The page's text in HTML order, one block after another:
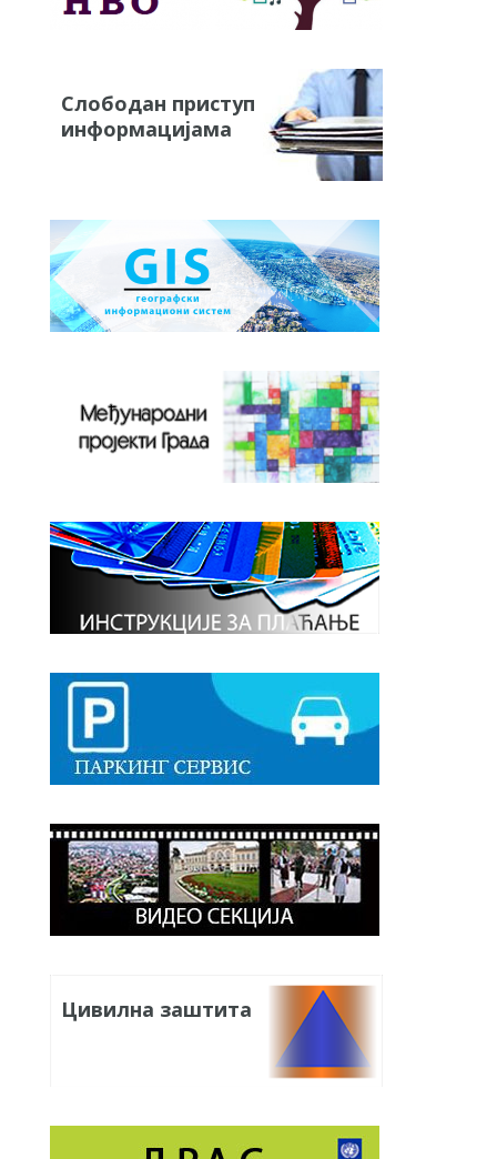
Слободан приступ
информацијама
Цивилна заштита